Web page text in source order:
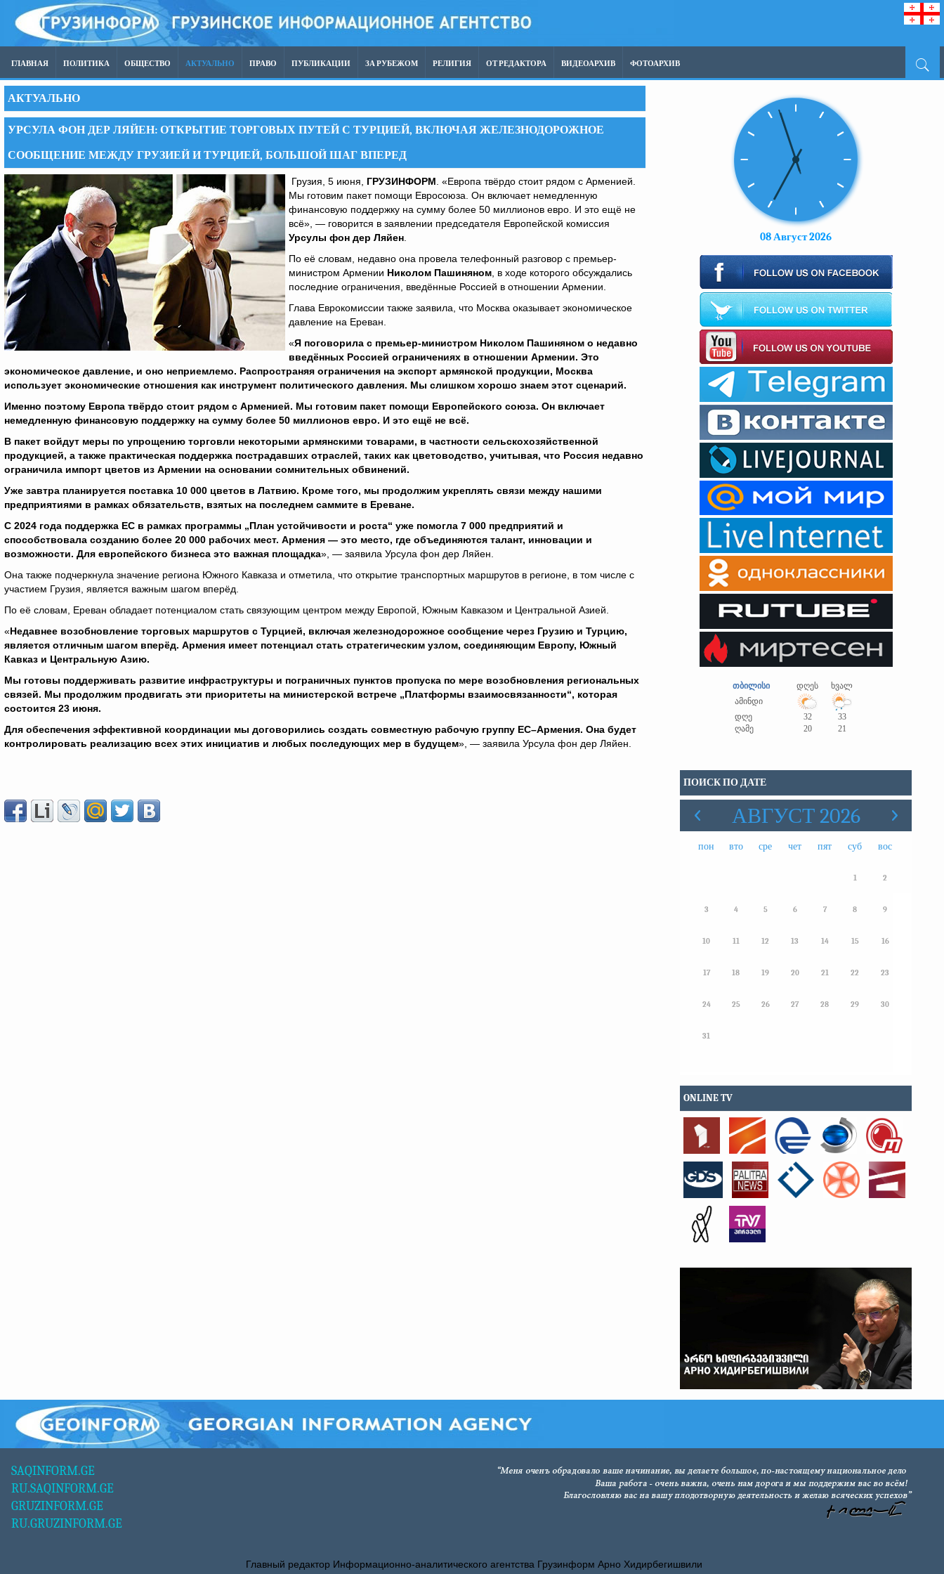
ГЛАВНАЯ ПОЛИТИКА ОБЩЕСТВО АКТУАЛЬНО ПРАВО ПУБЛИКАЦИИ ЗА РУБЕЖОМ РЕЛИГИЯ ОТ РЕДАКТОРА ВИДЕОАРХИВ ФОТОАРХИВ
АКТУАЛЬНО
УРСУЛА ФОН ДЕР ЛЯЙЕН: ОТКРЫТИЕ ТОРГОВЫХ ПУТЕЙ С ТУРЦИЕЙ, ВКЛЮЧАЯ ЖЕЛЕЗНОДОРОЖНОЕ
СООБЩЕНИЕ МЕЖДУ ГРУЗИЕЙ И ТУРЦИЕЙ, БОЛЬШОЙ ШАГ ВПЕРЕД
Грузия, 5 июня, ГРУЗИНФОРМ . «Европа твёрдо стоит рядом с Арменией.
Мы готовим пакет помощи Евросоюза. Он включает немедленную
финансовую поддержку на сумму более 50 миллионов евро. И это ещё не
всё», — говорится в заявлении председателя Европейской комиссия
Урсулы фон дер Ляйен
По её словам, недавно она провела телефонный разговор с премьер-
министром Армении Николом Пашиняном , в ходе которого обсуждались
последние ограничения, введённые Россией в отношении Армении.
Глава Еврокомиссии также заявила, что Москва оказывает экономическое
давление на Ереван.
«Я поговорила с премьер-министром Николом Пашиняном о недавно
введённых Россией ограничениях в отношении Армении. Это
экономическое давление, и оно неприемлемо. Распространяя ограничения на экспорт армянской продукции, Москва
использует экономические отношения как инструмент политического давления. Мы слишком хорошо знаем этот сценарий.
Именно поэтому Европа твёрдо стоит рядом с Арменией. Мы готовим пакет помощи Европейского союза. Он включает
немедленную финансовую поддержку на сумму более 50 миллионов евро. И это ещё не всё.
В пакет войдут меры по упрощению торговли некоторыми армянскими товарами, в частности сельскохозяйственной
продукцией, а также практическая поддержка пострадавших отраслей, таких как цветоводство, учитывая, что Россия недавно
ограничила импорт цветов из Армении на основании сомнительных обвинений.
Уже завтра планируется поставка 10 000 цветов в Латвию. Кроме того, мы продолжим укреплять связи между нашими
предприятиями в рамках обязательств, взятых на последнем саммите в Ереване.
С 2024 года поддержка ЕС в рамках программы „План устойчивости и роста“ уже помогла 7 000 предприятий и
способствовала созданию более 20 000 рабочих мест. Армения — это место, где объединяются талант, инновации и
возможности. Для европейского бизнеса это важная площадка», — заявила Урсула фон дер Ляйен.
Она также подчеркнула значение региона Южного Кавказа и отметила, что открытие транспортных маршрутов в регионе, в том числе с
участием Грузия, является важным шагом вперёд.
По её словам, Ереван обладает потенциалом стать связующим центром между Европой, Южным Кавказом и Центральной Азией.
«Недавнее возобновление торговых маршрутов с Турцией, включая железнодорожное сообщение через Грузию и Турцию,
является отличным шагом вперёд. Армения имеет потенциал стать стратегическим узлом, соединяющим Европу, Южный
Кавказ и Центральную Азию.
Мы готовы поддерживать развитие инфраструктуры и пограничных пунктов пропуска по мере возобновления региональных
связей. Мы продолжим продвигать эти приоритеты на министерской встрече „Платформы взаимосвязанности“, которая
состоится 23 июня.
Для обеспечения эффективной координации мы договорились создать совместную рабочую группу ЕС–Армения. Она будет
контролировать реализацию всех этих инициатив и любых последующих мер в будущем», — заявила Урсула фон дер Ляйен.
08 Август 2026
თბილისი დღეს
ხვალ
ამინდი
დღე
32
33
ღამე
20 21
ПОИСК ПО ДАТЕ
АВГУСТ 2026
пон вто сре чет пят суб вос
1 2
3 4 5 6 7 8 9
10 11 12 13 14 15 16
17 18 19 20 21 22 23
24 25 26 27 28 29 30
31
ONLINE TV
SAQINFORM.GE
RU.SAQINFORM.GE
GRUZINFORM.GE
RU.GRUZINFORM.GE
Главный редактор Информационно-аналитического агентства Грузинформ Арно Хидирбегишвили